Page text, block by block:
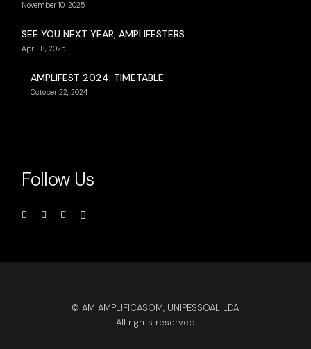
November 10, 2025
SEE YOU NEXT YEAR, AMPLIFESTERS
April 8, 2025
AMPLIFEST 2024: TIMETABLE
October 22, 2024
Follow Us
© AM AMPLIFICASOM, UNIPESSOAL LDA
All rights reserved